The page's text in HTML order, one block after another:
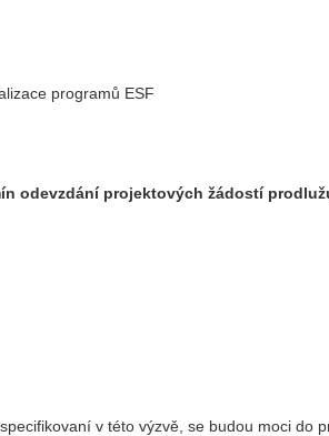
programů ESF
odevzdání projektových žádostí
v této výzvě, se budou moci do